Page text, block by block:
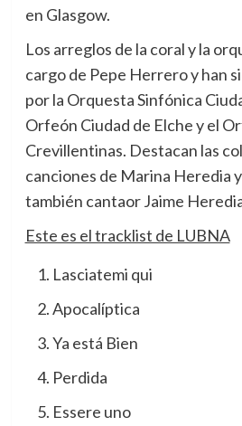
en Glasgow.
Los arreglos de la coral y la
cargo de Pepe Herrero y han
por la Orquesta Sinfónica
Orfeón Ciudad de Elche y el
Crevillentinas. Destacan las
canciones de Marina Heredia
también cantaor Jaime
Este es el tracklist de LUBNA
Lasciatemi qui
Apocalíptica
Ya está Bien
Perdida
Essere uno